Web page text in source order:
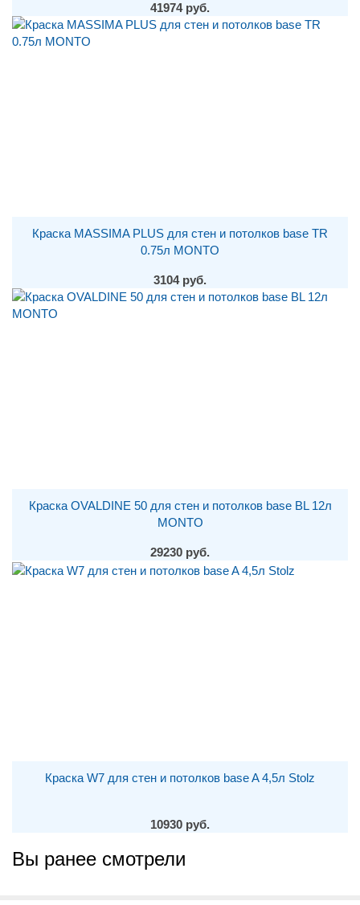
41974 руб.
Краска MASSIMA PLUS для стен и потолков base TR
0.75л MONTO
3104 руб.
Краска OVALDINE 50 для стен и потолков base BL 12л
MONTO
29230 руб.
Краска W7 для стен и потолков base A 4,5л Stolz
10930 руб.
Вы ранее смотрели